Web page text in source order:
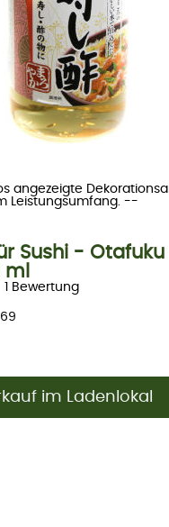
angezeigte
Leistungsumfang. --
Sushi - Otafuku
ml
1 Bewertung
im Ladenlokal